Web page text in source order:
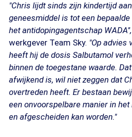
"Chris lijdt sinds zijn kindertijd
geneesmiddel is tot een
het antidopingagentschap WADA'',
werkgever Team Sky. "Op advies
heeft hij de dosis Salbutamol
binnen de toegestane waarde.
afwijkend is, wil niet zeggen dat
overtreden heeft. Er bestaan
een onvoorspelbare manier in
en afgescheiden kan worden."